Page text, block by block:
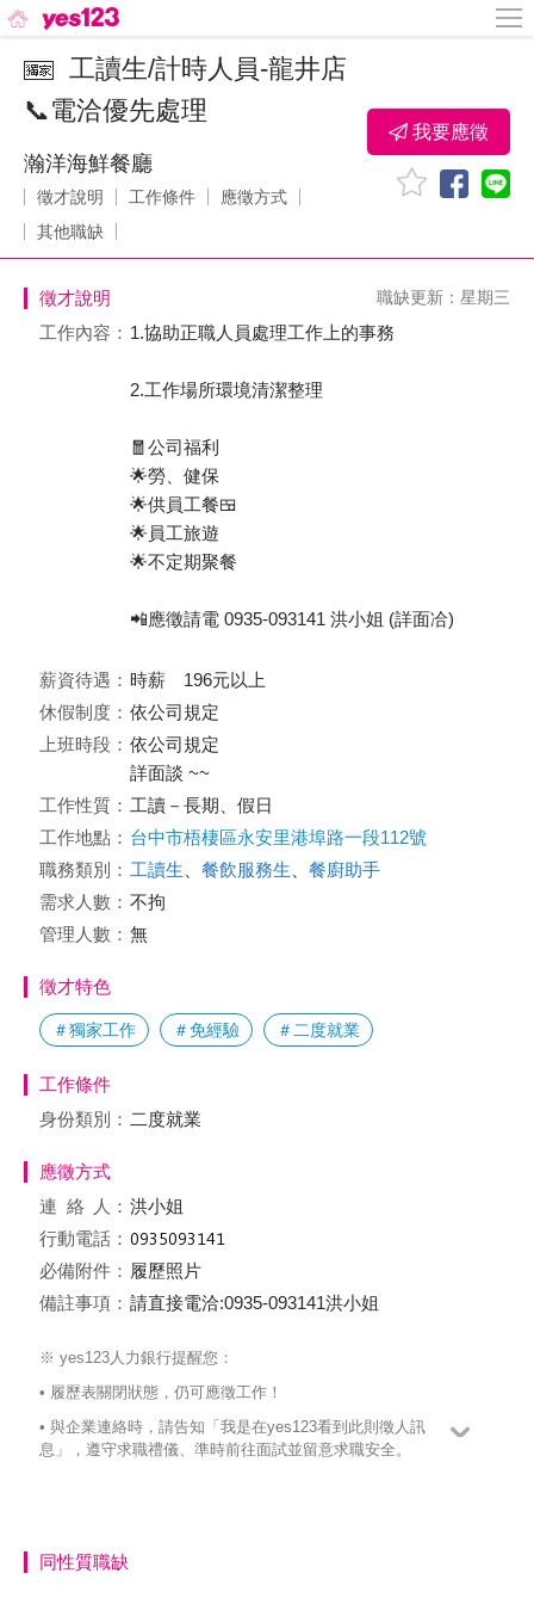
工讀生/計時人員-龍井店
📞電洽優先處理
瀚洋海鮮餐廳
徵才說明 工作條件
應徵方式
其他職缺
我要應徵
徵才說明 職缺更新：星期三
工作內容： 1.協助正職人員處理工作上的事務
2.工作場所環境清潔整理
🧧公司福利
🌟勞、健保
🌟供員工餐🍱
🌟員工旅遊
🌟不定期聚餐
📲應徵請電 0935-093141 洪小姐 (詳面冾)
薪資待遇： 時薪 196元以上
休假制度： 依公司規定
上班時段： 依公司規定
詳面談 ~~
工作性質： 工讀－長期、假日
工作地點： 台中市梧棲區永安里港埠路一段112號
職務類別： 工讀生 餐飲服務生
餐廚助手
需求人數： 不拘
管理人數： 無
徵才特色
＃獨家工作 ＃免經驗 ＃二度就業
工作條件
身份類別： 二度就業
應徵方式
連絡
人： 洪小姐
行動電話：
必備附件： 履歷照片
備註事項： 請直接電洽:0935-093141洪小姐
※ yes123人力銀行提醒您：
• 履歷表關閉狀態，仍可應徵工作！
• 與企業連絡時，請告知「我是在yes123看到此則徵人訊
息」，遵守求職禮儀、準時前往面試並留意求職安全。
同性質職缺